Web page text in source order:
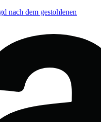
nach dem gestohlenen